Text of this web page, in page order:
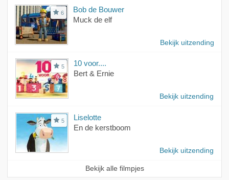
6
Bob de Bouwer
Muck de elf
Bekijk uitzending
5
10 voor....
Bert & Ernie
Bekijk uitzending
5
Liselotte
En de kerstboom
Bekijk uitzending
Bekijk alle filmpjes